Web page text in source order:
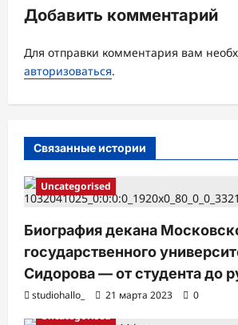
з
п
и
с
и
Добавить комментарий
Для отправки комментария вам
авторизоваться.
Связанные истории
Uncategorised
Биография декана
государственного
Сидорова — от студента до
studiohallo_ 21 марта 2023
0
Uncategorised